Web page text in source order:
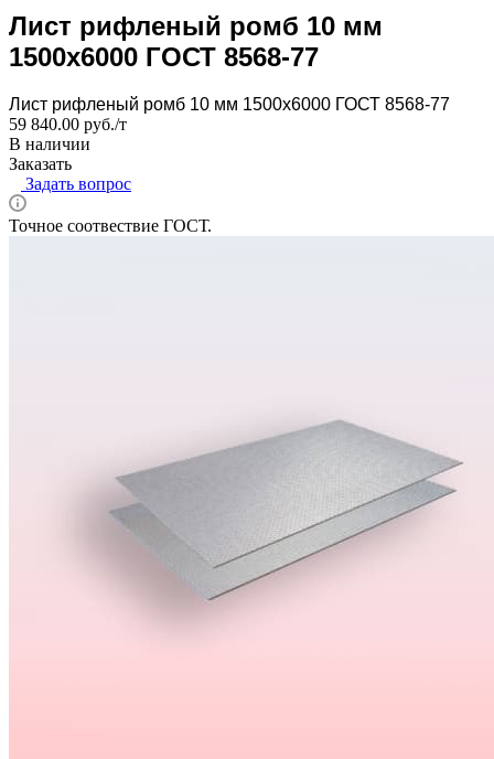
Лист рифленый ромб 10 мм
1500x6000 ГОСТ 8568-77
Лист рифленый ромб 10 мм 1500x6000 ГОСТ 8568-77
59 840.00 руб./т
В наличии
Заказать
Задать вопрос
Точное соотвествие ГОСТ.